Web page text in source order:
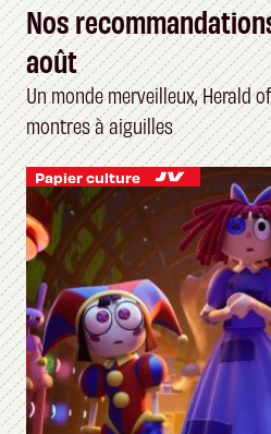
Nos
août
Un monde merveilleux, Herald
montres à aiguilles
Papier culture